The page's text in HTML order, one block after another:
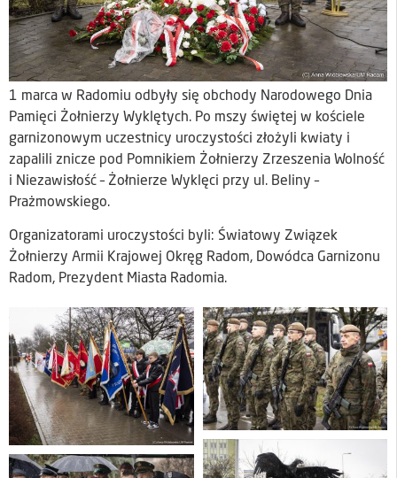
1 marca w Radomiu odbyły się obchody Narodowego Dnia
Pamięci Żołnierzy Wyklętych. Po mszy świętej w kościele
garnizonowym uczestnicy uroczystości złożyli kwiaty i
zapalili znicze pod Pomnikiem Żołnierzy Zrzeszenia Wolność
i Niezawisłość – Żołnierze Wyklęci przy ul. Beliny –
Prażmowskiego.
Organizatorami uroczystości byli: Światowy Związek
Żołnierzy Armii Krajowej Okręg Radom, Dowódca Garnizonu
Radom, Prezydent Miasta Radomia.